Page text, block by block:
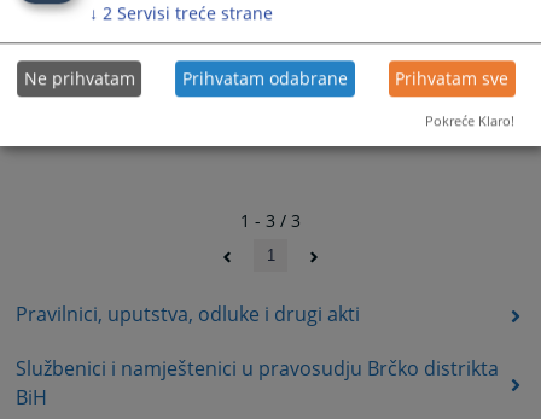
Pravilnici, uputstva, odluke i drugi akti
Službenici i namještenici u pravosudju Brčko distrikta
BiH
1 - 3 / 3
1
↓ 2 Servisi treće strane
Ne prihvatam Prihvatam odabrane Prihvatam sve
Pokreće Klaro!